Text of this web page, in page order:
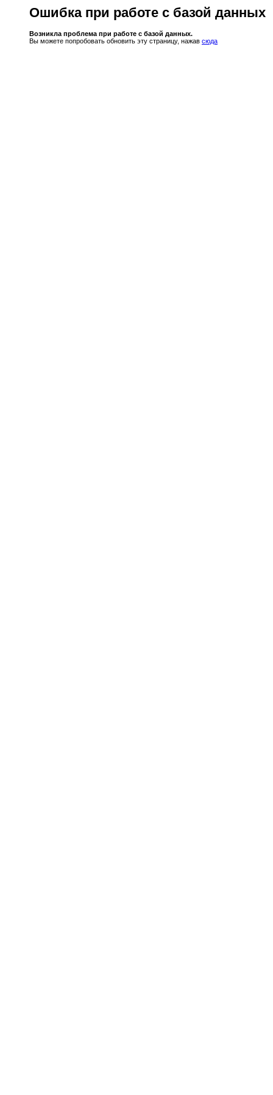
Ошибка при работе с базой данных
Возникла проблема при работе с базой данных.
Вы можете попробовать обновить эту страницу, нажав сюда